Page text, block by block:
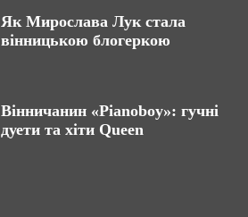
Як Мирослава Лук стала
вінницькою блогеркою
Вінничанин «Pianoboy»: гучні
дуети та хіти Queen